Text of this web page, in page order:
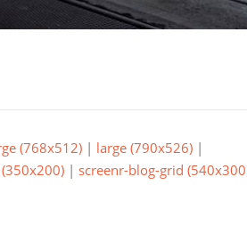
(768x512) | large (790x526) |
| screenr-blog-grid